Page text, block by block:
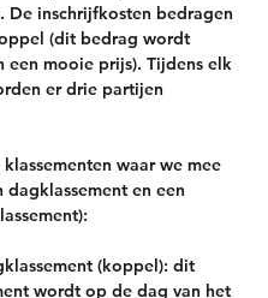
De inschrijfkosten bedragen
(dit bedrag wordt
een mooie prijs). Tijdens elk
er drie partijen
waar we mee
dagklassement en een
(koppel): dit
wordt op de dag van het